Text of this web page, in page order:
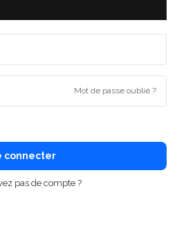
Mot de passe oublié ?
connecter
pas de compte ?